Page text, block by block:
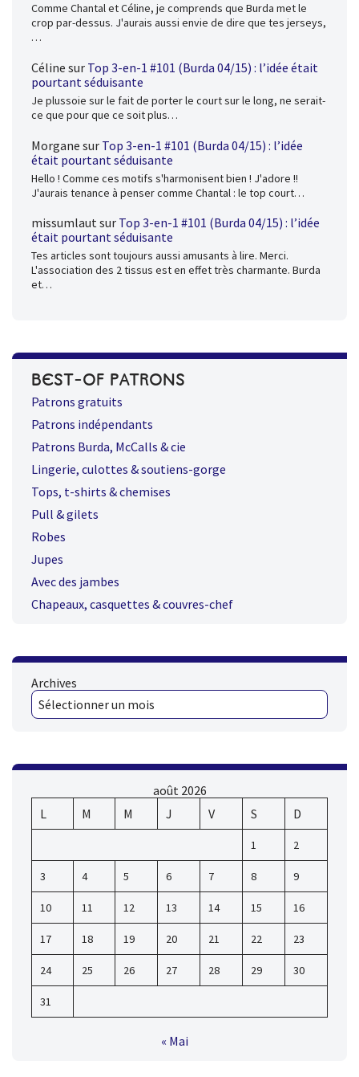
Comme Chantal et Céline, je comprends que Burda met le
crop par-dessus. J'aurais aussi envie de dire que tes jerseys,
…
Céline sur Top 3-en-1 #101 (Burda 04/15) : l’idée était
pourtant séduisante
Je plussoie sur le fait de porter le court sur le long, ne serait-
ce que pour que ce soit plus…
Morgane sur Top 3-en-1 #101 (Burda 04/15) : l’idée
était pourtant séduisante
Hello ! Comme ces motifs s'harmonisent bien ! J'adore !!
J'aurais tenance à penser comme Chantal : le top court…
missumlautsur Top 3-en-1 #101 (Burda 04/15) : l’idée
était pourtant séduisante
Tes articles sont toujours aussi amusants à lire. Merci.
L'association des 2 tissus est en effet très charmante. Burda
et…
BEST-OF PATRONS
Patrons gratuits
Patrons indépendants
Patrons Burda, McCalls & cie
Lingerie, culottes & soutiens-gorge
Tops, t-shirts & chemises
Pull & gilets
Robes
Jupes
Avec des jambes
Chapeaux, casquettes & couvres-chef
Archives
août 2026
L
M M J V S D
1 2
3 4 5 6 7 8 9
10 11 12 13 14 15 16
17 18 19 20 21 22 23
24 25 26 27 28 29 30
31
« Mai